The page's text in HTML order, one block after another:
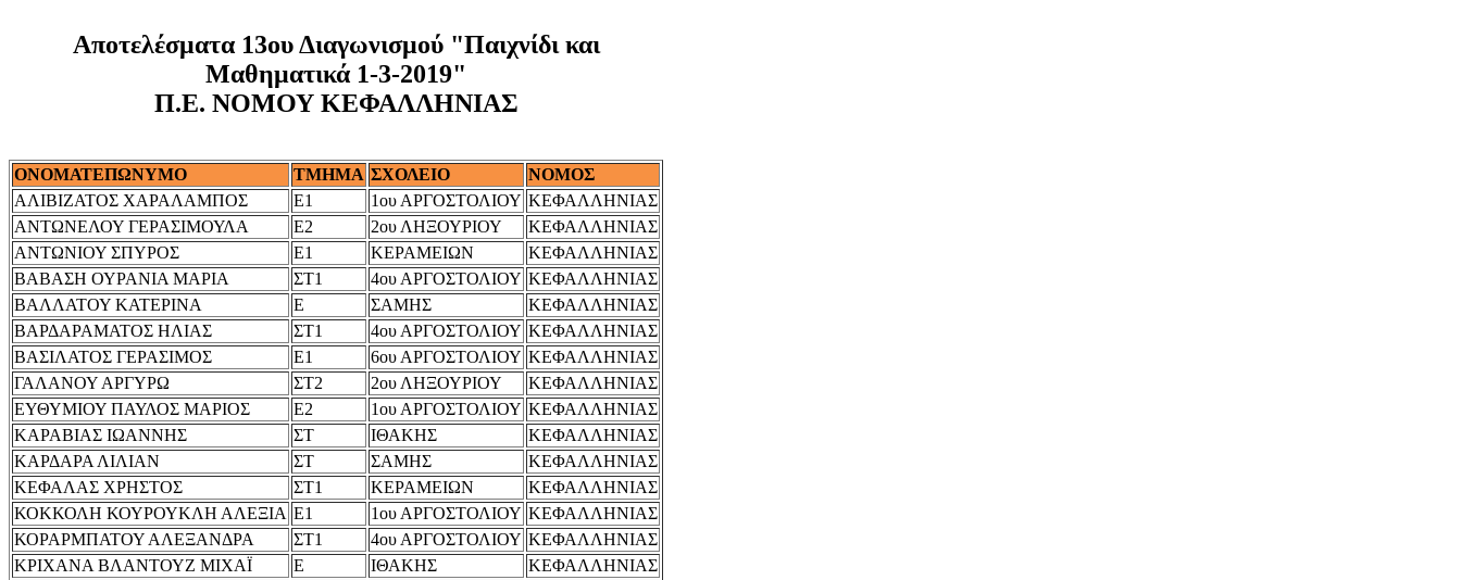
Αποτελέσματα 13ου Διαγωνισμού "Παιχνίδι και
Μαθηματικά 1-3-2019"
Π.Ε. ΝΟΜΟΥ ΚΕΦΑΛΛΗΝΙΑΣ
ΟΝΟΜΑΤΕΠΩΝΥΜΟ ΤΜΗΜΑ ΣΧΟΛΕΙΟ
ΝΟΜΟΣ
ΑΛΙΒΙΖΑΤΟΣ ΧΑΡΑΛΑΜΠΟΣ
Ε1 1ου ΑΡΓΟΣΤΟΛΙΟΥ ΚΕΦΑΛΛΗΝΙΑΣ
ΑΝΤΩΝΕΛΟΥ ΓΕΡΑΣΙΜΟΥΛΑ
Ε2 2ου ΛΗΞΟΥΡΙΟΥ
ΚΕΦΑΛΛΗΝΙΑΣ
ΑΝΤΩΝΙΟΥ ΣΠΥΡΟΣ
Ε1 ΚΕΡΑΜΕΙΩΝ
ΚΕΦΑΛΛΗΝΙΑΣ
ΒΑΒΑΣΗ ΟΥΡΑΝΙΑ ΜΑΡΙΑ
ΣΤ1 4ου ΑΡΓΟΣΤΟΛΙΟΥ ΚΕΦΑΛΛΗΝΙΑΣ
ΒΑΛΛΑΤΟΥ ΚΑΤΕΡΙΝΑ
Ε ΣΑΜΗΣ
ΚΕΦΑΛΛΗΝΙΑΣ
ΒΑΡΔΑΡΑΜΑΤΟΣ ΗΛΙΑΣ
ΣΤ1 4ου ΑΡΓΟΣΤΟΛΙΟΥ ΚΕΦΑΛΛΗΝΙΑΣ
ΒΑΣΙΛΑΤΟΣ ΓΕΡΑΣΙΜΟΣ
Ε1 6ου ΑΡΓΟΣΤΟΛΙΟΥ ΚΕΦΑΛΛΗΝΙΑΣ
ΓΑΛΑΝΟΥ ΑΡΓΥΡΩ
ΣΤ2 2ου ΛΗΞΟΥΡΙΟΥ
ΚΕΦΑΛΛΗΝΙΑΣ
ΕΥΘΥΜΙΟΥ ΠΑΥΛΟΣ ΜΑΡΙΟΣ
Ε2 1ου ΑΡΓΟΣΤΟΛΙΟΥ ΚΕΦΑΛΛΗΝΙΑΣ
ΚΑΡΑΒΙΑΣ ΙΩΑΝΝΗΣ
ΣΤ ΙΘΑΚΗΣ
ΚΕΦΑΛΛΗΝΙΑΣ
ΚΑΡΔΑΡΑ ΛΙΛΙΑΝ
ΣΤ ΣΑΜΗΣ
ΚΕΦΑΛΛΗΝΙΑΣ
ΚΕΦΑΛΑΣ ΧΡΗΣΤΟΣ
ΣΤ1 ΚΕΡΑΜΕΙΩΝ
ΚΕΦΑΛΛΗΝΙΑΣ
ΚΟΚΚΟΛΗ ΚΟΥΡΟΥΚΛΗ ΑΛΕΞΙΑ Ε1 1ου ΑΡΓΟΣΤΟΛΙΟΥ ΚΕΦΑΛΛΗΝΙΑΣ
ΚΟΡΑΡΜΠΑΤΟΥ ΑΛΕΞΑΝΔΡΑ
ΣΤ1 4ου ΑΡΓΟΣΤΟΛΙΟΥ ΚΕΦΑΛΛΗΝΙΑΣ
ΚΡΙΧΑΝΑ ΒΛΑΝΤΟΥΖ ΜΙΧΑΪ
Ε ΙΘΑΚΗΣ
ΚΕΦΑΛΛΗΝΙΑΣ